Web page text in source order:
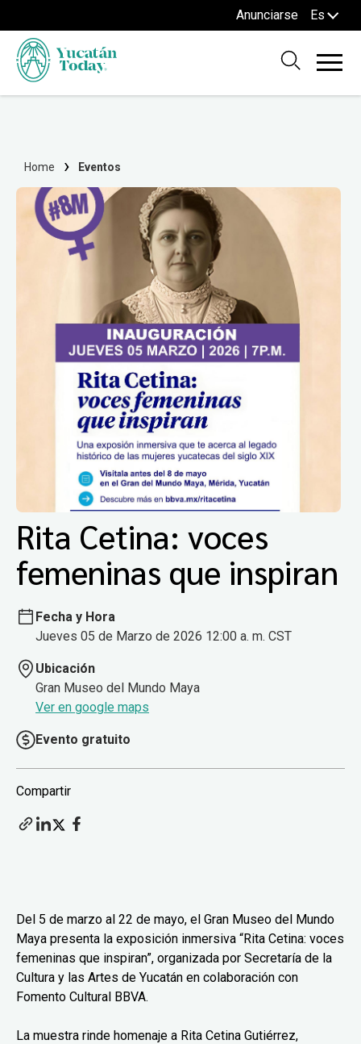
Anunciarse Es
Home Eventos
Rita Cetina: voces
femeninas que inspiran
Fecha y Hora
Jueves 05 de Marzo de 2026 12:00 a. m. CST
Ubicación
Gran Museo del Mundo Maya
Ver en google maps
Evento gratuito
Compartir
Del 5 de marzo al 22 de mayo, el Gran Museo del Mundo
Maya presenta la exposición inmersiva “Rita Cetina: voces
femeninas que inspiran”, organizada por Secretaría de la
Cultura y las Artes de Yucatán en colaboración con
Fomento Cultural BBVA.
La muestra rinde homenaje a Rita Cetina Gutiérrez,